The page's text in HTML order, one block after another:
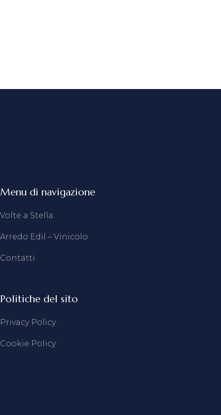
Menu di navigazione
Volte a Stella
Arredo Edil – Vinicolo
Contatti
Politiche del sito
Privacy Policy
Cookie Policy